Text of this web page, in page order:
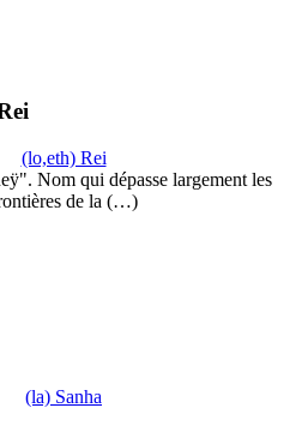
(lo,eth) Rei
Nom qui dépasse largement les
de la (…)
(la) Sanha